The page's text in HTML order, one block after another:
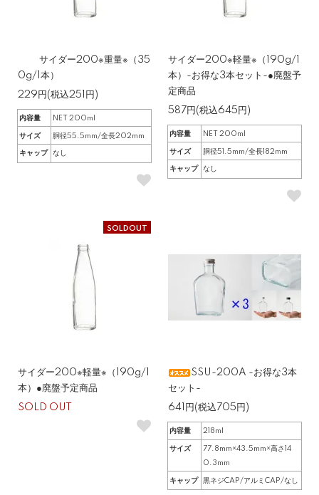
サイダー200※重量※（35
0g/1本）
229円(税込251円)
内容量 NET 200ml
サイズ 胴径55.5mm/全長202mm
キャップ なし
サイダー200※軽量※（190g/1
本）-お得な3本セット-●廃盤予
定商品
587円(税込645円)
内容量 NET 200ml
サイズ 胴径51.5mm/全長182mm
キャップ なし
SOLDOUT
サイダー200※軽量※（190g/1
本）●廃盤予定商品
SOLD OUT
SSU-200A -お得な3本
セット-
641円(税込705円)
内容量 218ml
サイズ
77.8mm×43.5mm×高さ14
0.3mm
キャップ 黒ネジCAP/アルミCAP/なし